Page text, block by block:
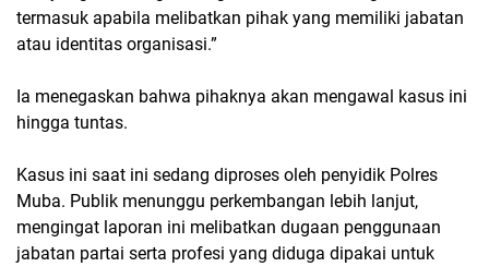
termasuk apabila melibatkan pihak yang memiliki jabatan
atau identitas organisasi.”
Ia menegaskan bahwa pihaknya akan mengawal kasus ini
hingga tuntas.
Kasus ini saat ini sedang diproses oleh penyidik Polres
Muba. Publik menunggu perkembangan lebih lanjut,
mengingat laporan ini melibatkan dugaan penggunaan
jabatan partai serta profesi yang diduga dipakai untuk